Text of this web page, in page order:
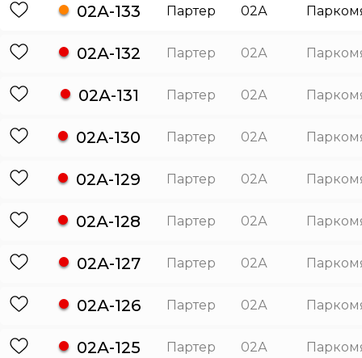
02А-133 Партер 02А
02А-132 Партер 02А
02А-131 Партер 02А
02А-130 Партер 02А
02А-129 Партер 02А
02А-128 Партер 02А
02А-127 Партер 02А
02А-126 Партер 02А
02А-125 Партер 02А